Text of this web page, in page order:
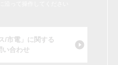
/市電」に関する
い合わせ